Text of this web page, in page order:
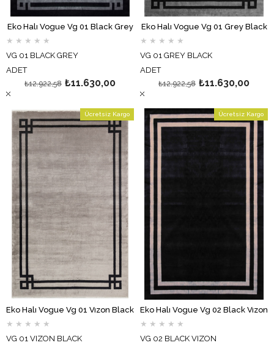
Eko Halı Vogue Vg 01 Black Grey
★ ★ ★ ★ ★
VG 01 BLACK GREY
ADET
₺11.630,00
₺12.922,58
Eko Halı Vogue Vg 01 Grey Black
★ ★ ★ ★ ★
VG 01 GREY BLACK
ADET
₺11.630,00
₺12.922,58
Eko Halı Vogue Vg 01 Vızon Black
★ ★ ★ ★ ★
VG 01 VIZON BLACK
Ücretsiz Kargo
Eko Halı Vogue Vg 02 Black Vızon
★ ★ ★ ★ ★
VG 02 BLACK VIZON
Ücretsiz Kargo